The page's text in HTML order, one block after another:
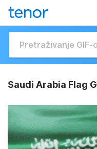
Saudi Arabia Flag